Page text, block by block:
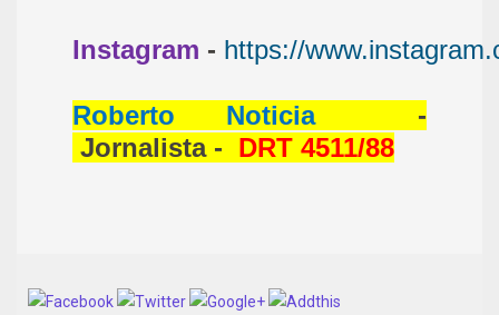
Instagram - https://
Roberto Noticia -
Jornalista - DRT 4511/88